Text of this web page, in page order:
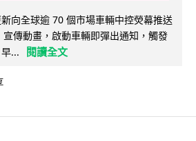
向全球逾 70 個市場車輛中控熒幕推送
宣傳動畫，啟動車輛即彈出通知，觸發
...
閱讀全文